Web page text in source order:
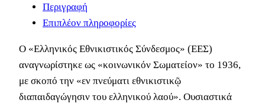
Περιγραφή
Επιπλέον πληροφορίες
Ο «Ελληνικός Εθνικιστικός Σύνδεσμος» (ΕΕΣ)
αναγνωρίστηκε ως «κοινωνικόν Σωματείον» το 1936,
με σκοπό την «εν πνεύματι εθνικιστικῷ
διαπαιδαγώγησιν του ελληνικού λαού». Ουσιαστικά